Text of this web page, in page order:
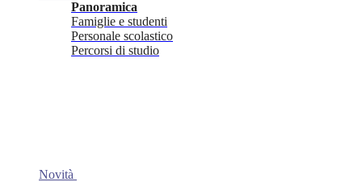
Panoramica
Famiglie e studenti
Personale scolastico
Percorsi di studio
Novità